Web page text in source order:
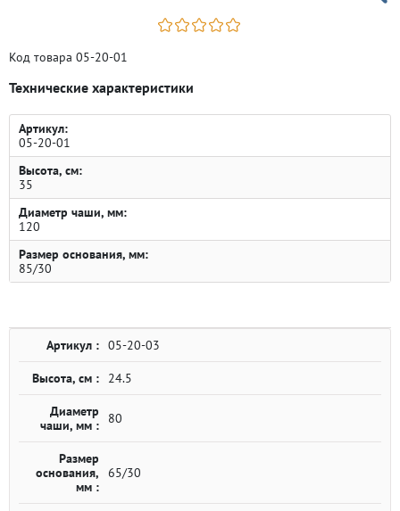
Код товара 05-20-01
Технические характеристики
Артикул:
05-20-01
Высота, см:
35
Диаметр чаши, мм:
120
Размер основания, мм:
85/30
Артикул : 05-20-03
Высота, см : 24.5
Диаметр
чаши, мм :
80
Размер
основания,
мм :
65/30